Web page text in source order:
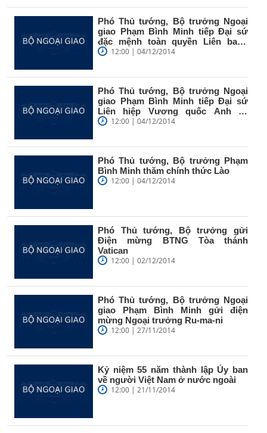
Phó Thủ tướng, Bộ trưởng Ngoại
giao Phạm Bình Minh tiếp Đại sứ
đặc mệnh toàn quyền Liên bang
Nga...12:00 | 04/12/2014
Phó Thủ tướng, Bộ trưởng Ngoại
giao Phạm Bình Minh tiếp Đại sứ
Liên hiệp Vương quốc Anh và
Bắc...12:00 | 04/12/2014
Phó Thủ tướng, Bộ trưởng Phạm
Bình Minh thăm chính thức Lào
12:00 | 04/12/2014
Phó Thủ tướng, Bộ trưởng gửi
Điện mừng BTNG Tòa thánh
Vatican
12:00 | 02/12/2014
Phó Thủ tướng, Bộ trưởng Ngoại
giao Phạm Bình Minh gửi điện
mừng Ngoại trưởng Ru-ma-ni
12:00 | 27/11/2014
Kỷ niệm 55 năm thành lập Ủy ban
về người Việt Nam ở nước ngoài
12:00 | 21/11/2014